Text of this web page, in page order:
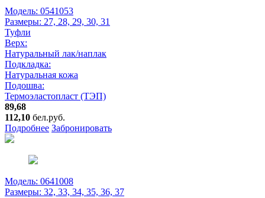
Модель: 0541053
Размеры: 27, 28, 29, 30, 31
Туфли
Верх:
Натуральный лак/наплак
Подкладка:
Натуральная кожа
Подошва:
Термоэластопласт (ТЭП)
89,68
112,10 бел.руб.
Подробнее Забронировать
Модель: 0641008
Размеры: 32, 33, 34, 35, 36, 37